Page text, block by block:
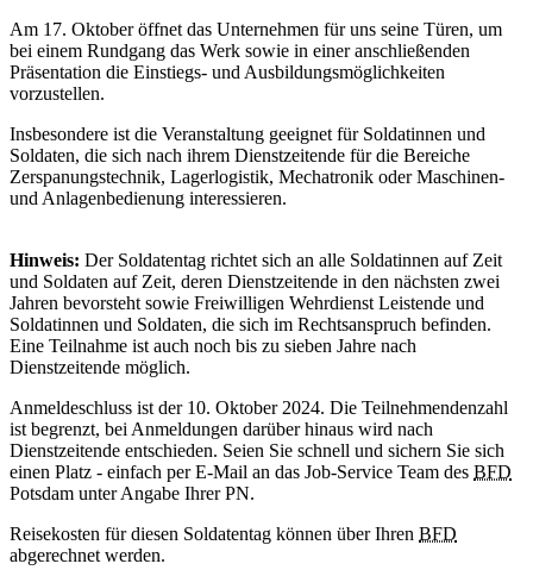
Am 17. Oktober öffnet das Unternehmen für uns seine Türen, um
bei einem Rundgang das Werk sowie in einer anschließenden
Präsentation die Einstiegs- und Ausbildungsmöglichkeiten
vorzustellen.
Insbesondere ist die Veranstaltung geeignet für Soldatinnen und
Soldaten, die sich nach ihrem Dienstzeitende für die Bereiche
Zerspanungstechnik, Lagerlogistik, Mechatronik oder Maschinen-
und Anlagenbedienung interessieren.
Hinweis: Der Soldatentag richtet sich an alle Soldatinnen auf Zeit
und Soldaten auf Zeit, deren Dienstzeitende in den nächsten zwei
Jahren bevorsteht sowie Freiwilligen Wehrdienst Leistende und
Soldatinnen und Soldaten, die sich im Rechtsanspruch befinden.
Eine Teilnahme ist auch noch bis zu sieben Jahre nach
Dienstzeitende möglich.
Anmeldeschluss ist der 10. Oktober 2024. Die Teilnehmendenzahl
ist begrenzt, bei Anmeldungen darüber hinaus wird nach
Dienstzeitende entschieden. Seien Sie schnell und sichern Sie sich
einen Platz - einfach per E-Mail an das Job-Service Team des BFD
Potsdam unter Angabe Ihrer PN.
Reisekosten für diesen Soldatentag können über Ihren BFD
abgerechnet werden.